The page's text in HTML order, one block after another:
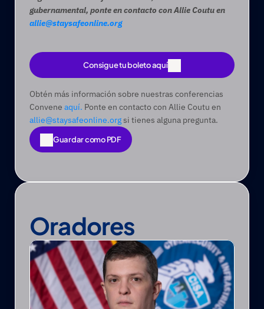
allie@staysafeonline.org
Consigue tu boleto aquí
Consigue tu boleto aquí
Obtén más información sobre nuestras conferencias
Convene aquí.
allie@staysafeonline.org si tienes alguna pregunta.
Guardar como PDF
Guardar como PDF
Oradores